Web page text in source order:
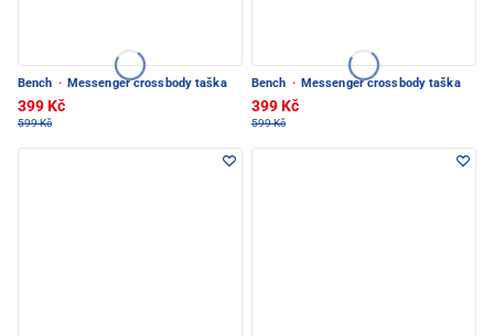
Bench · Messenger crossbody taška
399 Kč
599 Kč
Bench · Messenger crossbody taška
399 Kč
599 Kč